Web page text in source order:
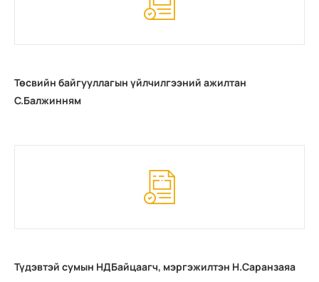
Төсвийн байгууллагын үйлчилгээний ажилтан
С.Балжинням
Түдэвтэй сумын НДБайцаагч, мэргэжилтэн Н.Саранзаяа